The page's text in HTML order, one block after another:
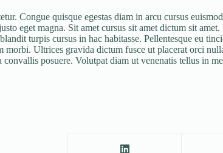
Congue quisque egestas diam in arcu cursus
eget magna. Sit amet cursus sit amet dictum sit
turpis cursus in hac habitasse. Pellentesque eu
Ultrices gravida dictum fusce ut placerat orci
posuere. Volutpat diam ut venenatis tellus in